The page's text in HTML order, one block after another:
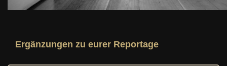
Ergänzungen zu eurer Reportage